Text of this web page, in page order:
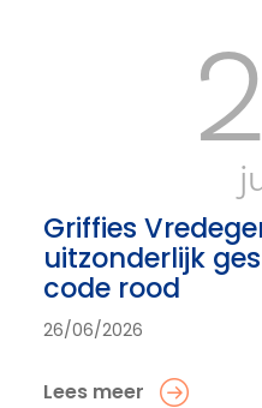
Griffies
uitzonderlijk
code rood
26/06/2026
Lees meer